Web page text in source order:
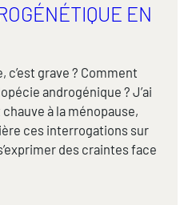
EN
c’est grave ? Comment
androgénique ? J’ai
à la ménopause,
ces interrogations sur
des craintes face